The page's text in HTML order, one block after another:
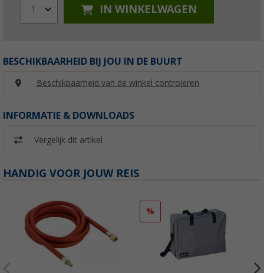
1 IN WINKELWAGEN
BESCHIKBAARHEID BIJ JOU IN DE BUURT
Beschikbaarheid van de winkel controleren
INFORMATIE & DOWNLOADS
Vergelijk dit artikel
HANDIG VOOR JOUW REIS
%